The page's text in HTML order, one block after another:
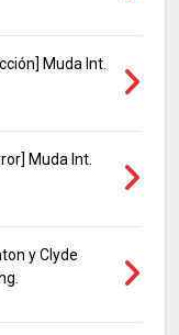
Muda Int.
Muda Int.
y Clyde